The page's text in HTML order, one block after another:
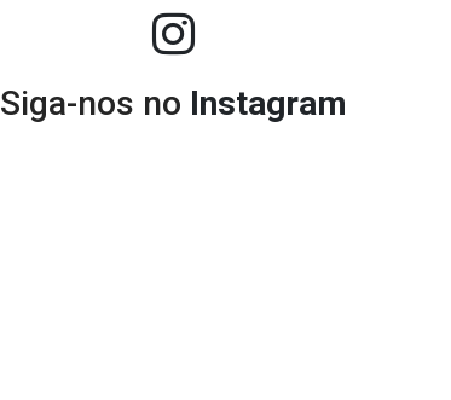
Siga-nos no Instagram